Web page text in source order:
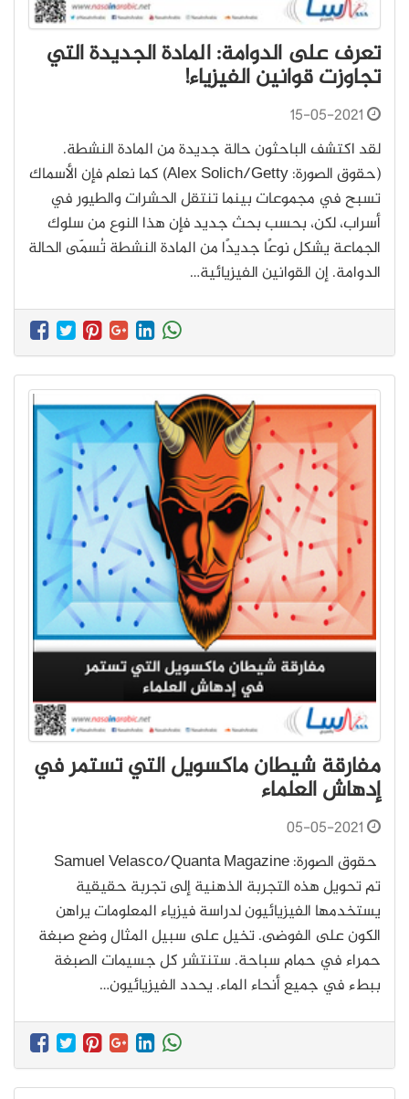
تعرف على الدوامة: المادة الجديدة التي
تجاوزت قوانين الفيزياء!
15-05-2021
لقد اكتشف الباحثون حالة جديدة من المادة النشطة.
(حقوق الصورة: Alex Solich/Getty) كما نعلم فإن الأسماك
تسبح في مجموعات بينما تنتقل الحشرات والطيور في
أسراب، لكن، بحسب بحث جديد فإن هذا النوع من سلوك
الجماعة يشكل نوعًا جديدًا من المادة النشطة تُسمّى الحالة
الدوامة. إن القوانين الفيزيائية…
مفارقة شيطان ماكسويل التي تستمر في
إدهاش العلماء
05-05-2021
تم تحويل هذه التجربة الذهنية إلى تجربة حقيقية
يستخدمها الفيزيائيون لدراسة فيزياء المعلومات يراهن
الكون على الفوضى. تخيل على سبيل المثال وضع صبغة
حمراء في حمام سباحة. ستنتشر كل جسيمات الصبغة
ببطء في جميع أنحاء الماء. يحدد الفيزيائيون…